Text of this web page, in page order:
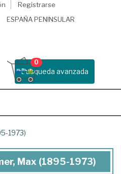
Registrarse
ESPAÑA PENINSULAR
Busqueda avanzada
0
1973)
Max (1895-1973)